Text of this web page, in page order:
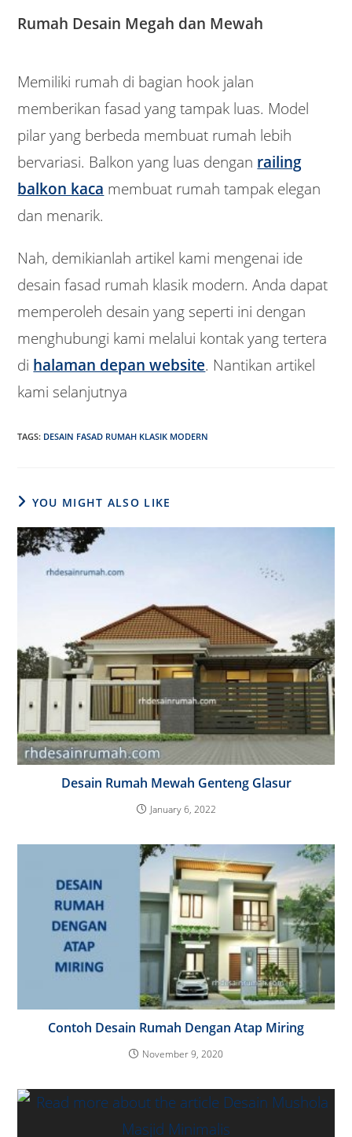
Rumah Desain Megah dan Mewah
Memiliki rumah di bagian hook jalan
memberikan fasad yang tampak luas. Model
pilar yang berbeda membuat rumah lebih
bervariasi. Balkon yang luas dengan railing
balkon kaca membuat rumah tampak elegan
dan menarik.
Nah, demikianlah artikel kami mengenai ide
desain fasad rumah klasik modern. Anda dapat
memperoleh desain yang seperti ini dengan
menghubungi kami melalui kontak yang tertera
di halaman depan website. Nantikan artikel
kami selanjutnya
TAGS: DESAIN FASAD RUMAH KLASIK MODERN
YOU MIGHT ALSO LIKE
Desain Rumah Mewah Genteng Glasur
January 6, 2022
Contoh Desain Rumah Dengan Atap Miring
November 9, 2020